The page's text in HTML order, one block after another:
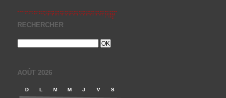
RECHERCHER
AOÛT 2026
D L M M J V S